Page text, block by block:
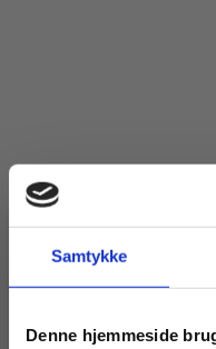
Samtykke
Denne hjemmeside
Titler i serien
Køb læremidler